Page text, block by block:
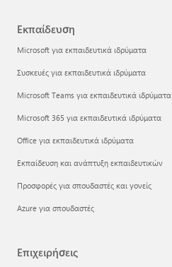
Εκπαίδευση
Microsoft για εκπαιδευτικά ιδρύματα
Συσκευές για εκπαιδευτικά ιδρύματα
Microsoft Teams για εκπαιδευτικά ιδρύματα
Microsoft 365 για εκπαιδευτικά ιδρύματα
Office για εκπαιδευτικά ιδρύματα
Εκπαίδευση και ανάπτυξη εκπαιδευτικών
Προσφορές για σπουδαστές και γονείς
Azure για σπουδαστές
Επιχειρήσεις